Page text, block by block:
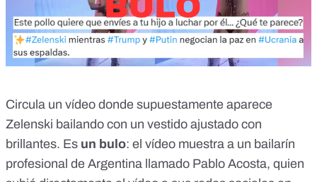
Circula un vídeo donde supuestamente aparece
Zelenski bailando con un vestido ajustado con
brillantes. Es un bulo: el vídeo muestra a un bailarín
profesional de Argentina llamado Pablo Acosta, quien